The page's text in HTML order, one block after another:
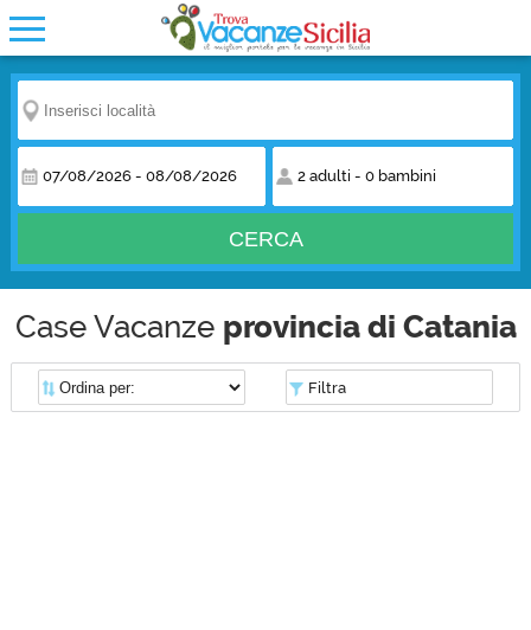
07/08/2026 - 08/08/2026 2 adulti - 0 bambini
CERCA
Case Vacanze provincia di Catania
Filtra